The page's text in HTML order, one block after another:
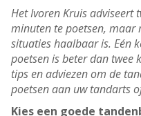
Het Ivoren Kruis adviseert
minuten te poetsen, maar
situaties haalbaar is. Eén
poetsen is beter dan twee
tips en adviezen om de
poetsen aan uw tandarts
Kies een goede